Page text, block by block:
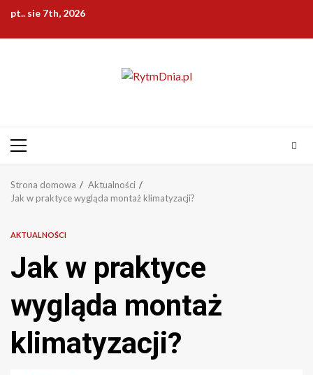
Przejdź
treści
pt.. sie 7th, 2026
Menu
Strona domowa
Aktualności
Jak w praktyce wygląda montaż klimatyzacji?
AKTUALNOŚCI
Jak w praktyce
wygląda montaż
klimatyzacji?